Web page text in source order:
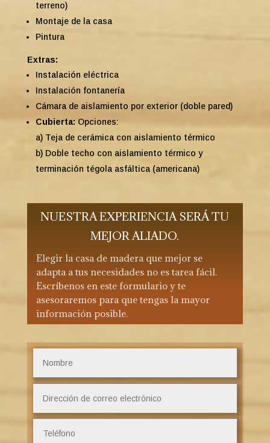
terreno)
Montaje de la casa
Pintura
Extras:
Instalación eléctrica
Instalación fontanería
Cámara de aislamiento por exterior (doble pared)
Cubierta: Opciones:
a) Teja de cerámica con aislamiento térmico
b) Doble techo con aislamiento térmico y
terminación tégola asfáltica (americana)
NUESTRA EXPERIENCIA SERÁ TU
MEJOR ALIADO.
Elegir la casa de madera que mejor se
adapta a tus necesidades no es tarea fácil.
Escríbenos en este formulario y te
asesoraremos para que tengas la mayor
información posible.